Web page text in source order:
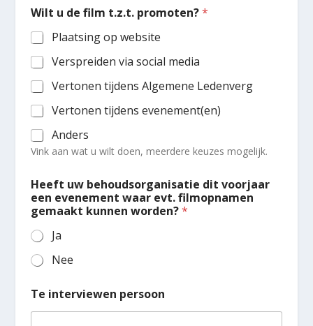
o
r
Wilt u de film t.z.t. promoten?*
Plaatsing op website
Verspreiden via social media
Vertonen tijdens Algemene Ledenverg
Vertonen tijdens evenement(en)
Anders
Vink aan wat u wilt doen, meerdere keuzes mogelijk.
Heeft uw behoudsorganisatie dit voorjaar
een evenement waar evt. filmopnamen
gemaakt kunnen worden?*
Ja
Nee
Te interviewen persoon